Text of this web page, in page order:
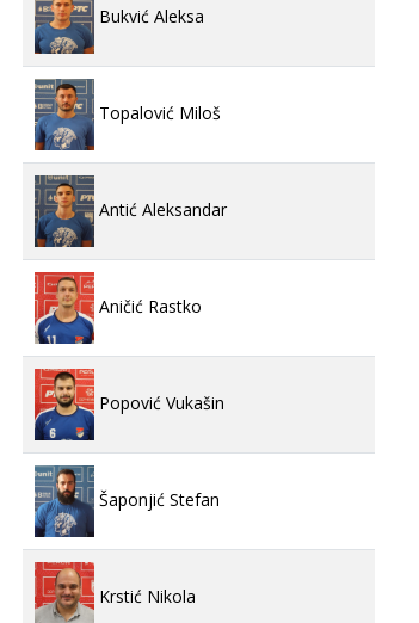
Bukvić Aleksa
Topalović Miloš
Antić Aleksandar
Aničić Rastko
Popović Vukašin
Šaponjić Stefan
Krstić Nikola